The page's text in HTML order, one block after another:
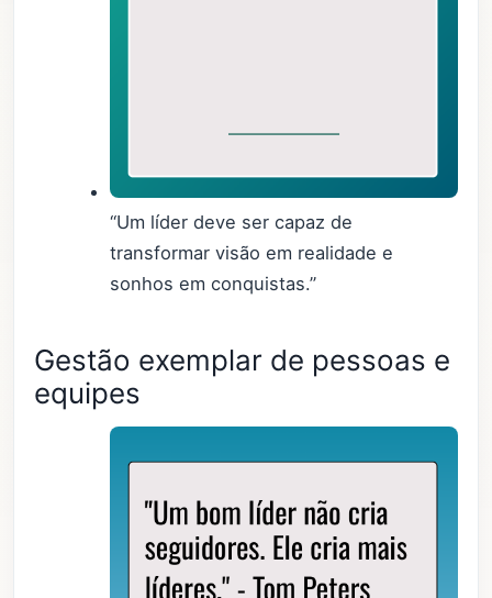
“Um líder deve ser capaz de
transformar visão em realidade e
sonhos em conquistas.”
Gestão exemplar de pessoas e
equipes